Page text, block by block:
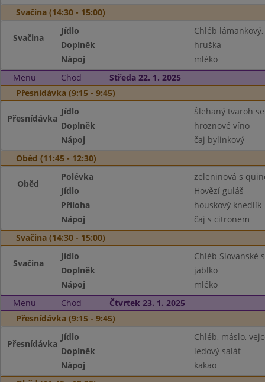
Svačina (14:30 - 15:00)
Svačina
Jídlo
Chléb
Doplněk
hruška
Nápoj
mléko
Menu
Chod
Středa 22. 1. 2025
Přesnídávka (9:15 - 9:45)
Přesnídávka
Jídlo
Šlehaný tvaroh
Doplněk
hroznové víno
Nápoj
čaj bylinkový
Oběd (11:45 - 12:30)
Oběd
Polévka
zeleninová s
Jídlo
Hovězí guláš
Příloha
houskový knedlík
Nápoj
čaj s citronem
Svačina (14:30 - 15:00)
Svačina
Jídlo
Chléb Slovanské
Doplněk
jablko
Nápoj
mléko
Menu
Chod
Čtvrtek 23. 1. 2025
Přesnídávka (9:15 - 9:45)
Přesnídávka
Jídlo
Chléb, máslo,
Doplněk
ledový salát
Nápoj
kakao